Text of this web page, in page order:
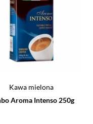
Kawa mielona
Aroma Intenso 250g